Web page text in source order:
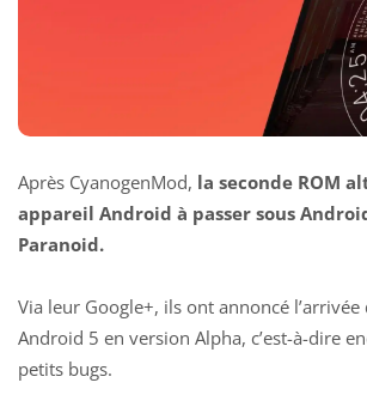
Après CyanogenMod, la seconde ROM
appareil Android à passer sous
Paranoid.
Via leur Google+, ils ont annoncé l’arrivée
Android 5 en version Alpha, c’est-à-dire
petits bugs.